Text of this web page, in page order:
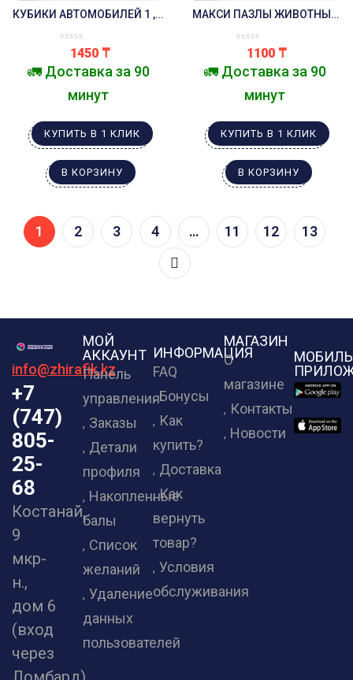
КУБИКИ АВТОМОБИЛЕЙ 1 , 6
1450 ₸
🚛 Доставка за 90
минут
КУПИТЬ В 1 КЛИК
В КОРЗИНУ
МАКСИ ПАЗЛЫ ЖИВОТНЫЕ
1100 ₸
🚛 Доставка за 90
минут
КУПИТЬ В 1 КЛИК
В КОРЗИНУ
1 2 3 4 … 11 12 13
info@zhirafik.kz
+7
(747)
805-
25-
68
Костанай,
9
мкр-
н.,
дом 6
(вход
через
МОЙ
АККАУНТ
Панель
управления
Заказы
Детали
профиля
Накопленные
балы
Список
желаний
Удаление
данных
пользователей
ИНФОРМАЦИЯ
FAQ
Бонусы
Как
купить?
Доставка
Как
вернуть
товар?
Условия
обслуживания
МАГАЗИН
О
магазине
Контакты
Новости